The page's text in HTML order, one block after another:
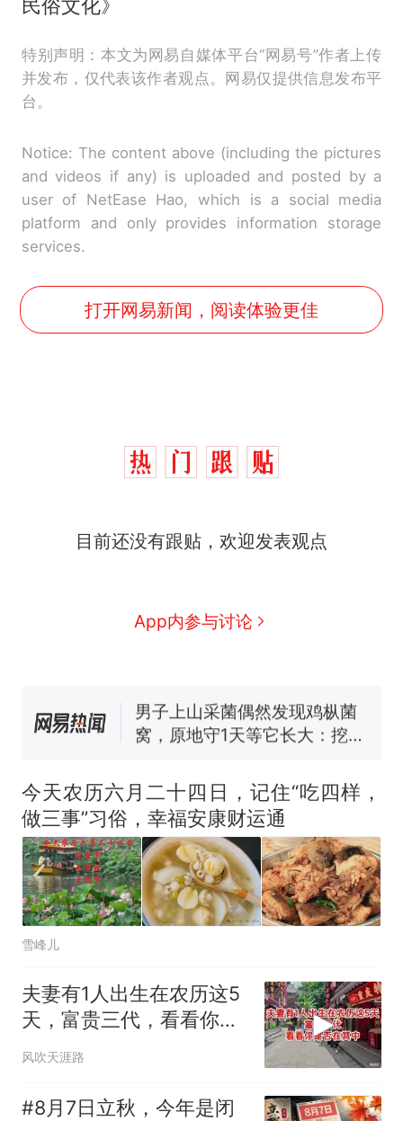
民俗文化》
特别声明：本文为网易自媒体平台“网易号”作者上传
并发布，仅代表该作者观点。网易仅提供信息发布平
台。
Notice: The content above (including the pictures
and videos if any) is uploaded and posted by a
user of NetEase Hao, which is a social media
platform and only provides information storage
services.
打开网易新闻，阅读体验更佳
目前还没有跟贴，欢迎发表观点
App内参与讨论
争议，此前一天内数万人从摩
洛哥涌入西班牙
新 费大厨“全国小炒肉大王”称
号，仅凭视频评出？中国烹饪
140多朵
美国一场追捕行动中，一男子
在车辆行驶中爬上车顶跳舞。
官方通报
美国渔民钓获鲨鱼徒手将其拽
回大海 目击者直呼震惊 （视频
来源：参考消息）
热 西班牙飞地休达边境，摩洛
哥士兵搬起大石块投向移民引
争议，此前一天内数万人从摩
洛哥涌入西班牙
今天农历六月二十四日，记住“吃四样，
做三事”习俗，幸福安康财运通
雪峰儿
夫妻有1人出生在农历这5
天，富贵三代，看看你是
否在其中
风吹天涯路
#8月7日立秋，今年是闭